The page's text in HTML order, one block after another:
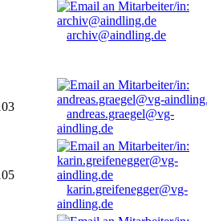
archiv@aindling.de
andreas.graegel@vg-
aindling.de
karin.greifenegger@vg-
aindling.de